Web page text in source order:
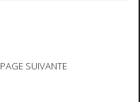
PAGE SUIVANTE